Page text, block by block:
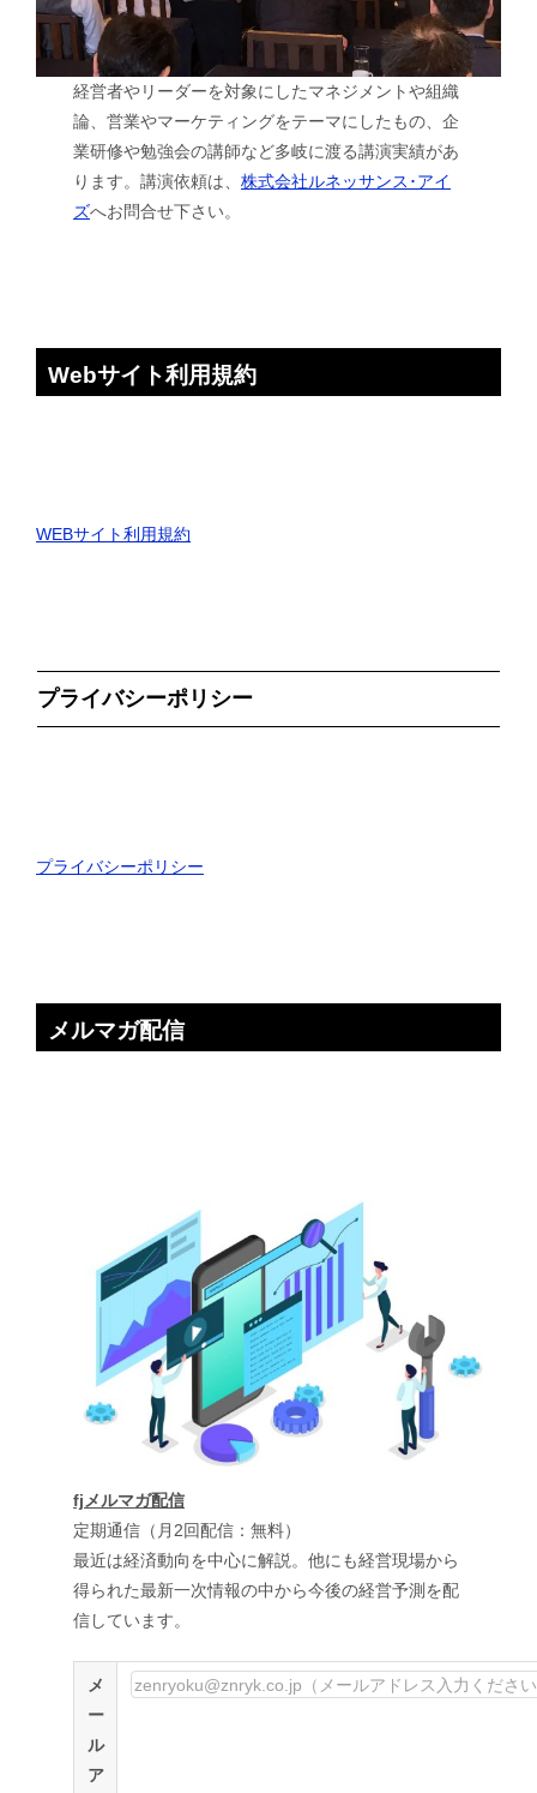
経営者やリーダーを対象にしたマネジメントや組織
論、営業やマーケティングをテーマにしたもの、企
業研修や勉強会の講師など多岐に渡る講演実績があ
ります。講演依頼は、株式会社ルネッサンス･アイ
ズへお問合せ下さい。
Webサイト利用規約
WEBサイト利用規約
プライバシーポリシー
プライバシーポリシー
メルマガ配信
fjメルマガ配信
定期通信（月2回配信：無料）
最近は経済動向を中心に解説。他にも経営現場から
得られた最新一次情報の中から今後の経営予測を配
信しています。
メ
ー
ル
ア